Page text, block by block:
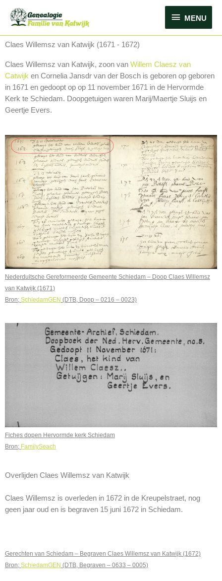
naar
MENU
MENU
Claes Willemsz van Katwijk (1671 - 1672)
Claes Willemsz van Katwijk, zoon van Willem Claesz van
Catwijk en Cornelia Jansdr van der Bosch is geboren op geboren
in 1671 en gedoopt op op 11 november 1671 in de Hervormde
Kerk te Schiedam. Doopgetuigen waren Marij/Maertje Sluijs en
Geertje Evers.
Nederduitsche Gereformeerde Gemeente Schiedam – Doop Claes Willemsz
van Katwijk (1671)
Bron; SchiedamGEN (DTB, Doop – 0216 – 0023)
Fiches dopen Hervormde kerk Schiedam
Bron; FamilySeach
Overlijden Claes Willemsz van Katwijk
Claes Willemsz is overleden in 1672 in de Kreupelstraet, nog
geen jaar oud en is begraven 15 juni 1672 in Schiedam.
Gerechten van Schiedam – Begraven Claes Willemsz van Katwijk (1672)
Bron; SchiedamGEN (DTB, Begraven – 0633 – 0005)